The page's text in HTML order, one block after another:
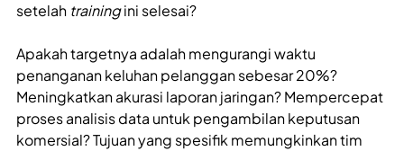
setelah trainingini selesai?
Apakah targetnya adalah mengurangi waktu
penanganan keluhan pelanggan sebesar 20%?
Meningkatkan akurasi laporan jaringan? Mempercepat
proses analisis data untuk pengambilan keputusan
komersial? Tujuan yang spesifik memungkinkan tim